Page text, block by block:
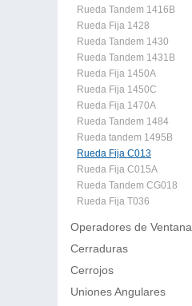
Rueda Tandem 1416B
Rueda Fija 1428
Rueda Tandem 1430
Rueda Tandem 1431B
Rueda Fija 1450A
Rueda Fija 1450C
Rueda Fija 1470A
Rueda Tandem 1484
Rueda tandem 1495B
Rueda Fija C013
Rueda Fija C015A
Rueda Tandem CG018
Rueda Fija T036
Operadores de Ventana
Cerraduras
Cerrojos
Uniones Angulares